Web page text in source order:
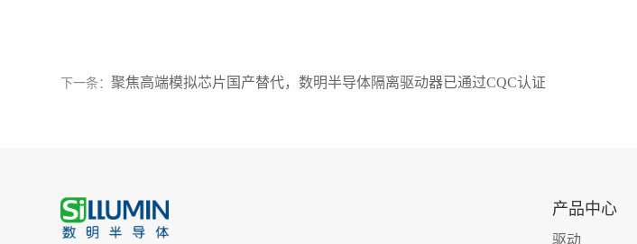
下一条：聚焦高端模拟芯片国产替代，数明半导体隔离驱动器已通过CQC认证
产品中心
驱动